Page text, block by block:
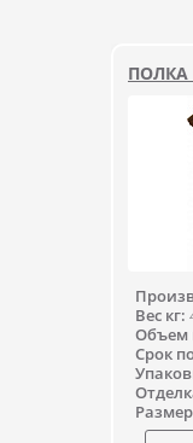
ПОЛКА
Вес кг:
Объем
Срок
Размер